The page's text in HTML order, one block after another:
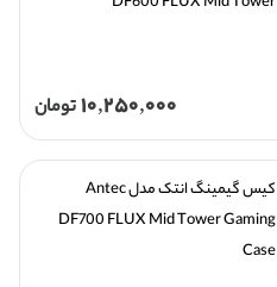
10,250,000تومان
Case